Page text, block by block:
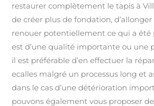
restaurer complètement le tapis à
de créer plus de fondation,
renouer potentiellement ce qui a été
est d’une qualité importante ou une
il est préférable d’en effectuer la
ecalles malgré un processus long et
dans le cas d’une détérioration
pouvons également vous proposer